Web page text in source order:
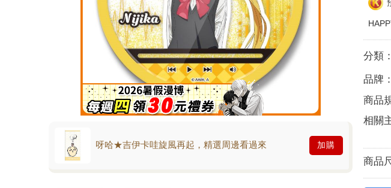
呀哈★吉伊卡哇旋風再起，精選周邊看過來 加購
分類
品牌：
商品
相關
商品